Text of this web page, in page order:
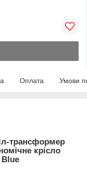
Оплата Умови
трансформер
крісло